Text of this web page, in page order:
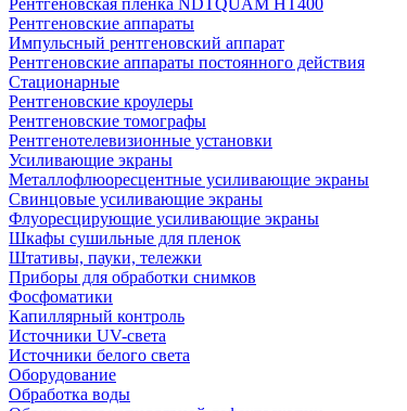
Рентгеновская плёнка NDTQUAM HT400
Рентгеновские аппараты
Импульсный рентгеновский аппарат
Рентгеновские аппараты постоянного действия
Стационарные
Рентгеновские кроулеры
Рентгеновские томографы
Рентгенотелевизионные установки
Усиливающие экраны
Металлофлюоресцентные усиливающие экраны
Свинцовые усиливающие экраны
Флуоресцирующие усиливающие экраны
Шкафы сушильные для пленок
Штативы, пауки, тележки
Приборы для обработки снимков
Фосфоматики
Капиллярный контроль
Источники UV-света
Источники белого света
Оборудование
Обработка воды